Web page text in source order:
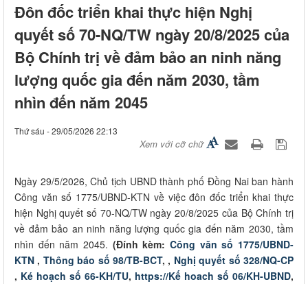
Đôn đốc triển khai thực hiện Nghị
quyết số 70-NQ/TW ngày 20/8/2025 của
Bộ Chính trị về đảm bảo an ninh năng
lượng quốc gia đến năm 2030, tầm
nhìn đến năm 2045
Thứ sáu - 29/05/2026 22:13
Xem với cỡ chữ
Ngày 29/5/2026, Chủ tịch UBND thành phố Đồng Nai ban hành
Công văn số 1775/UBND-KTN về việc đôn đốc triển khai thực
hiện Nghị quyết số 70-NQ/TW ngày 20/8/2025 của Bộ Chính trị
về đảm bảo an ninh năng lượng quốc gia đến năm 2030, tầm
nhìn đến năm 2045. (Đính kèm:Công văn số 1775/UBND-
KTN , Thông báo số 98/TB-BCT, , Nghị quyết số 328/NQ-CP
, Ké hoạch số 66-KH/TU, https://Kế hoach số 06/KH-UBND,